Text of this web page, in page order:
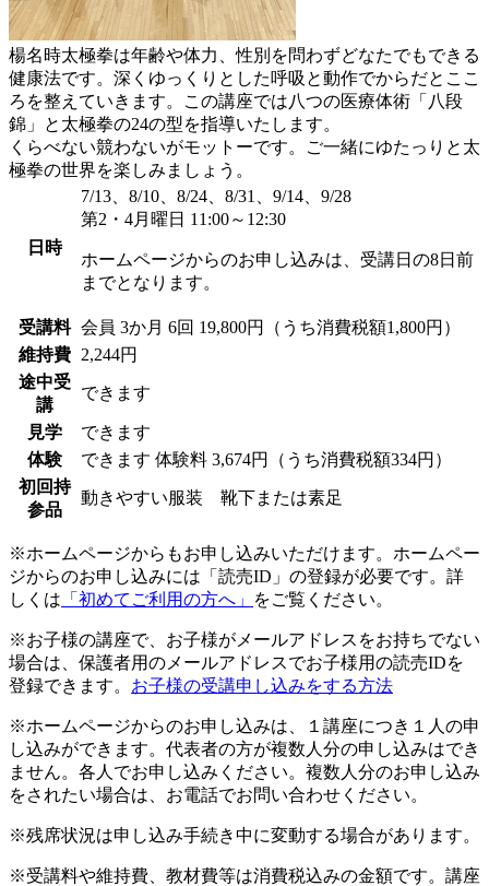
楊名時太極拳は年齢や体力、性別を問わずどなたでもできる
健康法です。深くゆっくりとした呼吸と動作でからだとここ
ろを整えていきます。この講座では八つの医療体術「八段
錦」と太極拳の24の型を指導いたします。
くらべない競わないがモットーです。ご一緒にゆたっりと太
極拳の世界を楽しみましょう。
日時
7/13、8/10、8/24、8/31、9/14、9/28
第2・4月曜日 11:00～12:30
ホームページからのお申し込みは、受講日の8日前
までとなります。
受講料 会員 3か月 6回 19,800円（うち消費税額1,800円）
維持費
2,244円
途中受
講
できます
見学
できます
体験
できます 体験料 3,674円（うち消費税額334円）
初回持
参品
動きやすい服装 靴下または素足
※ホームページからもお申し込みいただけます。ホームペー
ジからのお申し込みには「読売ID」の登録が必要です。詳
しくは 「初めてご利用の方へ」 をご覧ください。
※お子様の講座で、お子様がメールアドレスをお持ちでない
場合は、保護者用のメールアドレスでお子様用の読売IDを
登録できます。 お子様の受講申し込みをする方法
※ホームページからのお申し込みは、１講座につき１人の申
し込みができます。代表者の方が複数人分の申し込みはでき
ません。各人でお申し込みください。複数人分のお申し込み
をされたい場合は、お電話でお問い合わせください。
※残席状況は申し込み手続き中に変動する場合があります。
※受講料や維持費、教材費等は消費税込みの金額です。講座